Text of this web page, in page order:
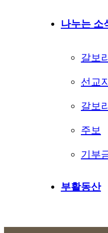
나누는 소
갈보
선교
갈보
주보
기부
부활동산